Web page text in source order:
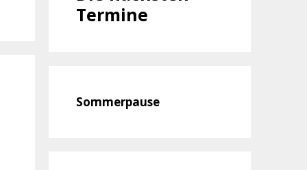
Termine
Sommerpause